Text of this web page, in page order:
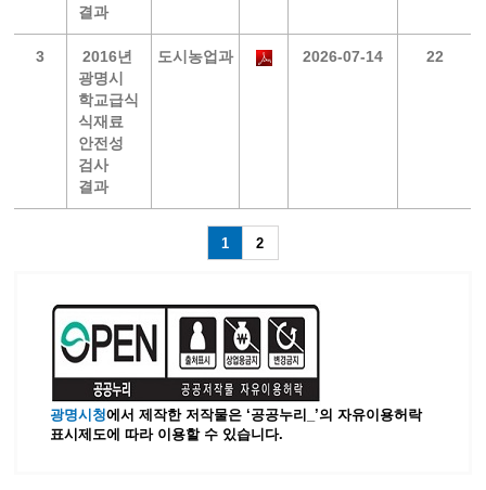
결과
3
2016년
광명시
학교급식
식재료
안전성
검사
결과
도시농업과 2026-07-14 22
1 2
광명시청에서 제작한 저작물은 ‘공공누리_’의 자유이용허락
표시제도에 따라 이용할 수 있습니다.